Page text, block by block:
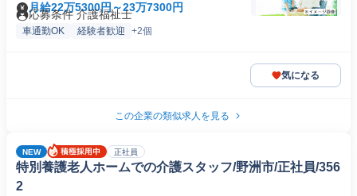
月給22万5300円～23万7300円
応募条件 介護福祉士
車通勤OK 経験者歓迎 +2個
気になる
この企業の類似求人を見る
NEW 正社員
特別養護老人ホームでの介護スタッフ/野洲市/正社員/356
2